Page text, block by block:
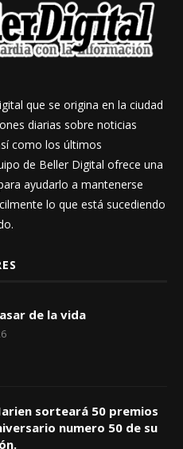
que se origina en la ciudad
diarias sobre noticias
como los últimos
de Beller Digital ofrece una
ayudarlo a mantenerse
lo que está sucediendo
de la vida
sorteará 50 premios
numero 50 de su